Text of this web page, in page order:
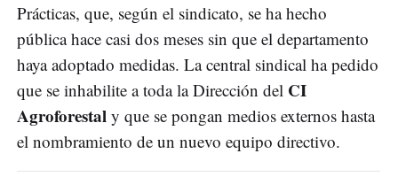
Prácticas, que, según el sindicato, se ha hecho
pública hace casi dos meses sin que el departamento
haya adoptado medidas. La central sindical ha pedido
que se inhabilite a toda la Dirección del CI
Agroforestal y que se pongan medios externos hasta
el nombramiento de un nuevo equipo directivo.